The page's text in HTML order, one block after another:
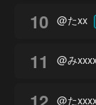
10 @たxx
11 @み
@た